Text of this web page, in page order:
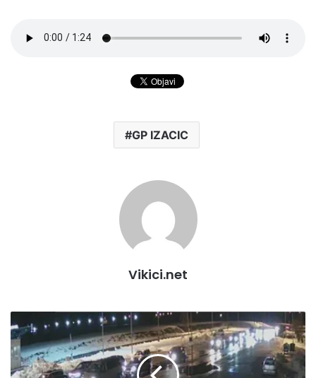
GP IZACIC
Vikici.net
SE
LAGANO
POČELA